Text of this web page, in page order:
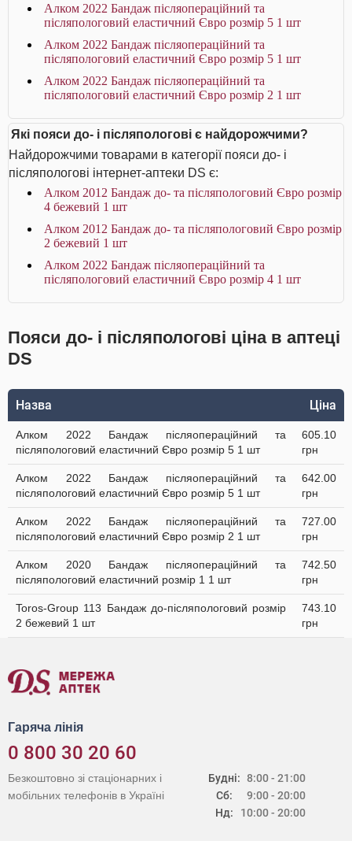
Алком 2022 Бандаж післяопераційний та
післяпологовий еластичний Євро розмір 5 1 шт
Алком 2022 Бандаж післяопераційний та
післяпологовий еластичний Євро розмір 5 1 шт
Алком 2022 Бандаж післяопераційний та
післяпологовий еластичний Євро розмір 2 1 шт
Які пояси до- і післяпологові є найдорожчими?
Найдорожчими товарами в категорії пояси до- і
післяпологові інтернет-аптеки DS є:
Алком 2012 Бандаж до- та післяпологовий Євро розмір
4 бежевий 1 шт
Алком 2012 Бандаж до- та післяпологовий Євро розмір
2 бежевий 1 шт
Алком 2022 Бандаж післяопераційний та
післяпологовий еластичний Євро розмір 4 1 шт
Пояси до- і післяпологові ціна в аптеці
DS
Назва Ціна
Алком 2022 Бандаж післяопераційний та
післяпологовий еластичний Євро розмір 5 1 шт
605.10
грн
Алком 2022 Бандаж післяопераційний та
післяпологовий еластичний Євро розмір 5 1 шт
642.00
грн
Алком 2022 Бандаж післяопераційний та
післяпологовий еластичний Євро розмір 2 1 шт
727.00
грн
Алком 2020 Бандаж післяопераційний та
післяпологовий еластичний розмір 1 1 шт
742.50
грн
Toros-Group 113 Бандаж до-післяпологовий розмір
2 бежевий 1 шт
743.10
грн
Гаряча лінія
0 800 30 20 60
Будні:
Сб:
Нд:
8:00 - 21:00
9:00 - 20:00
10:00 - 20:00
Безкоштовно зі стаціонарних і
мобільних телефонів в Україні